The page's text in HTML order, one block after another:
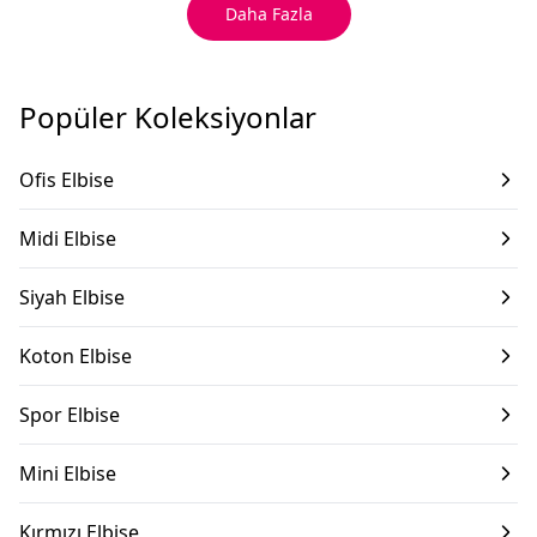
Daha Fazla
Popüler Koleksiyonlar
Ofis Elbise
Midi Elbise
Siyah Elbise
Koton Elbise
Spor Elbise
Mini Elbise